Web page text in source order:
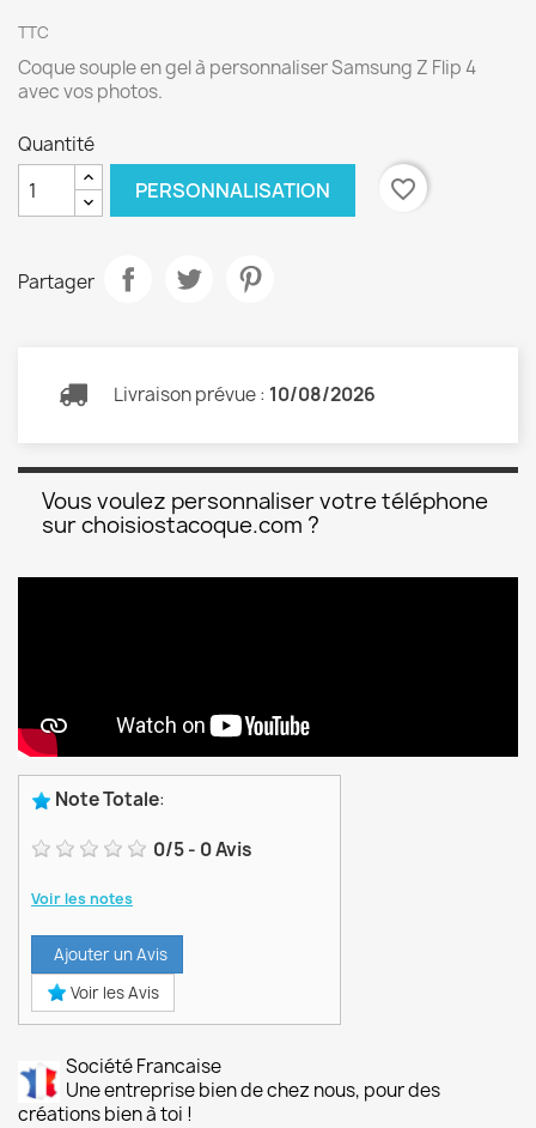
TTC
Coque souple en gel à personnaliser Samsung Z Flip 4
avec vos photos.
Quantité
PERSONNALISATION favorite_border
Partager
Livraison prévue : 10/08/2026
Vous voulez personnaliser votre téléphone
sur choisiostacoque.com ?
Note Totale:
0/5- 0Avis
Voir les notes
Ajouter un Avis
Voir les Avis
Société Francaise
Une entreprise bien de chez nous, pour des
créations bien à toi !